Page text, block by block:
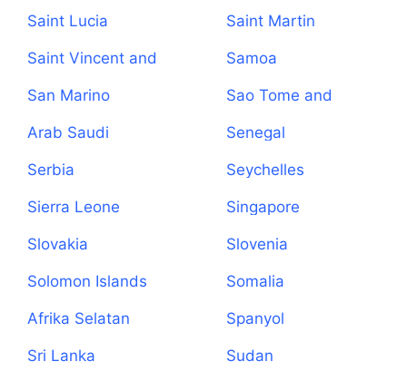
Saint Lucia Saint Martin
Saint Vincent and
Samoa
San Marino
Sao Tome and
Arab Saudi Senegal
Serbia Seychelles
Sierra Leone Singapore
Slovakia Slovenia
Solomon Islands Somalia
Afrika Selatan Spanyol
Sri Lanka Sudan